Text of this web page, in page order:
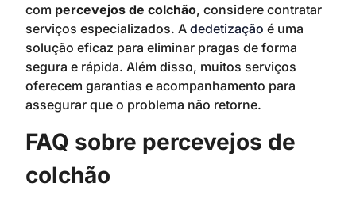
com percevejos de colchão, considere contratar
serviços especializados. A dedetização é uma
solução eficaz para eliminar pragas de forma
segura e rápida. Além disso, muitos serviços
oferecem garantias e acompanhamento para
assegurar que o problema não retorne.
FAQ sobre percevejos de
colchão